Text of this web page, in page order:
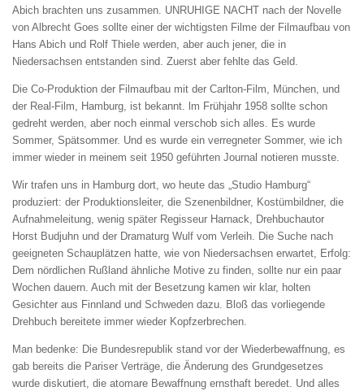
Abich brachten uns zusammen. UNRUHIGE NACHT nach der Novelle
von Albrecht Goes sollte einer der wichtigsten Filme der Filmaufbau von
Hans Abich und Rolf Thiele werden, aber auch jener, die in
Niedersachsen entstanden sind. Zuerst aber fehlte das Geld.
Die Co-Produktion der Filmaufbau mit der Carlton-Film, München, und
der Real-Film, Hamburg, ist bekannt. lm Frühjahr 1958 sollte schon
gedreht werden, aber noch einmal verschob sich alles. Es wurde
Sommer, Spätsommer. Und es wurde ein verregneter Sommer, wie ich
immer wieder in meinem seit 1950 geführten Journal notieren musste.
Wir trafen uns in Hamburg dort, wo heute das „Studio Hamburg“
produziert: der Produktionsleiter, die Szenenbildner, Kostümbildner, die
Aufnahmeleitung, wenig später Regisseur Harnack, Drehbuchautor
Horst Budjuhn und der Dramaturg Wulf vom Verleih. Die Suche nach
geeigneten Schauplätzen hatte, wie von Niedersachsen erwartet, Erfolg:
Dem nördlichen Rußland ähnliche Motive zu finden, sollte nur ein paar
Wochen dauern. Auch mit der Besetzung kamen wir klar, holten
Gesichter aus Finnland und Schweden dazu. Bloß das vorliegende
Drehbuch bereitete immer wieder Kopfzerbrechen.
Man bedenke: Die Bundesrepublik stand vor der Wiederbewaffnung, es
gab bereits die Pariser Verträge, die Änderung des Grundgesetzes
wurde diskutiert, die atomare Bewaffnung ernsthaft beredet. Und alles